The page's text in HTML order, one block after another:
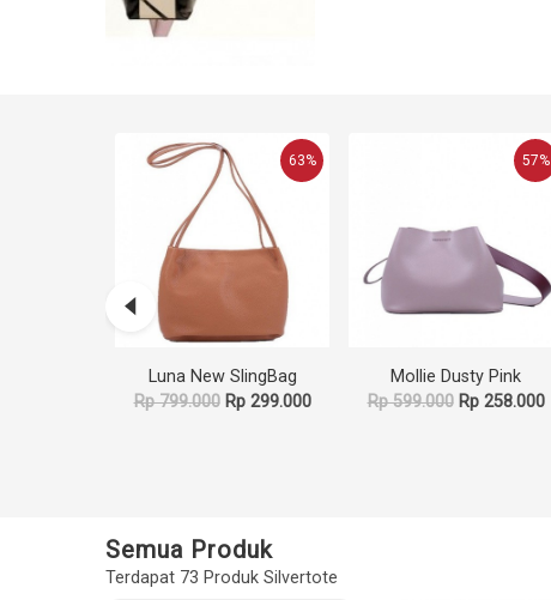
63%
Luna New SlingBag
Rp 799.000Rp 299.000
57%
Mollie Dusty Pink
Rp 599.000Rp 258.000
Semua Produk
Terdapat 73 Produk Silvertote